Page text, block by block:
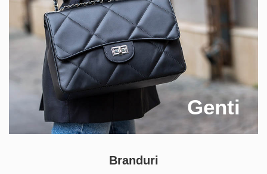
Genti
Branduri